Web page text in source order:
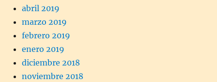
abril 2019
marzo 2019
febrero 2019
enero 2019
diciembre 2018
noviembre 2018